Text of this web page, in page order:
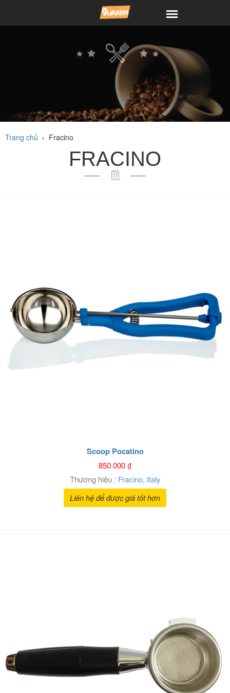
Trang chủ › Fracino
FRACINO
Scoop Pocatino
850.000₫
Thương hiệu : Fracino, Italy
Liên hệ để được giá tốt hơn